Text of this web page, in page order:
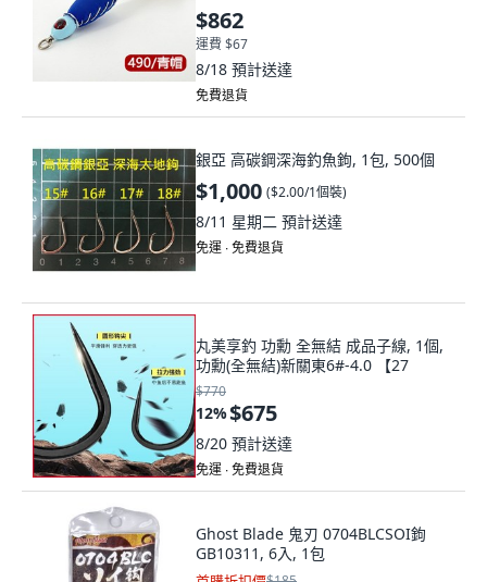
$862
運費 $67
8/18 預計送達
免費退貨
銀亞 高碳鋼深海釣魚鉤, 1包, 500個
$1,000 ($2.00/1個裝)
8/11 星期二 預計送達
免運 ∙ 免費退貨
丸美享釣 功勳 全無結 成品子線, 1個,
功勳(全無結)新關東6#-4.0 【27
$770
12%$675
8/20 預計送達
免運 ∙ 免費退貨
Ghost Blade 鬼刃 0704BLCSOI鉤
GB10311, 6入, 1包